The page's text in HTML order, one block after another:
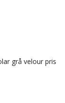
grå velour pris